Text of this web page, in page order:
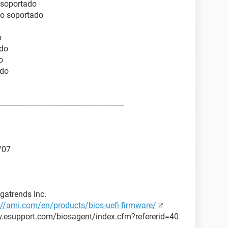
CPU 3.00GHz ]
soportado
07
Inc.
ami.com/en/products/bios-uefi-firmware/
biosagent/index.cfm?refererid=40